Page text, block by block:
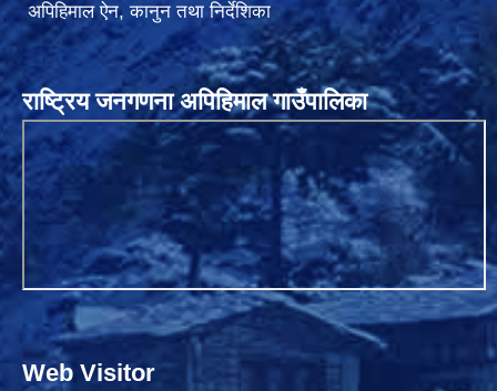
अपिहिमाल ऐन, कानुन तथा निर्देशिका
राष्ट्रिय जनगणना अपिहिमाल गाउँपालिका
Web Visitor